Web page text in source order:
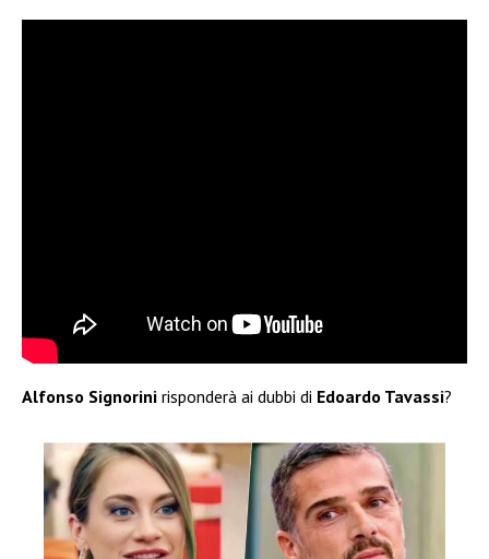
Alfonso Signorini risponderà ai dubbi di Edoardo Tavassi?